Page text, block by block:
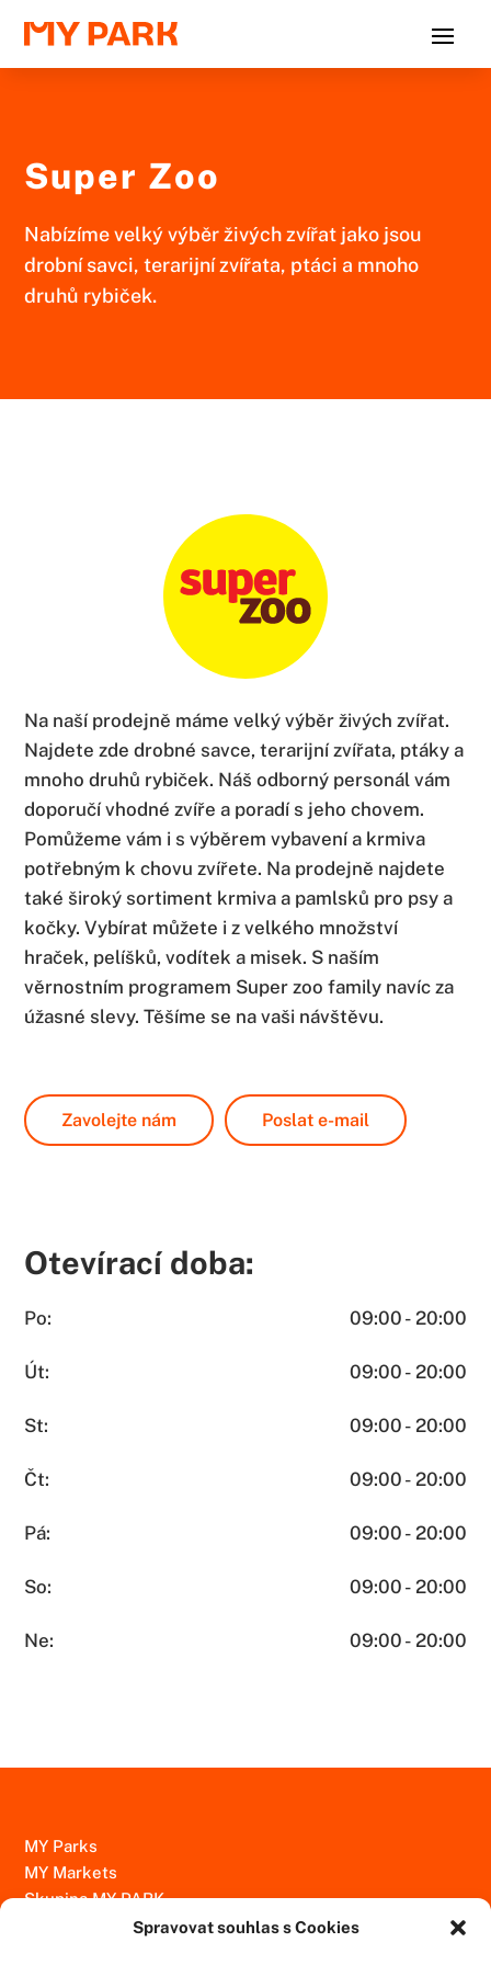
Spravovat souhlas s Cookies
Super Zoo
Nabízíme velký výběr živých zvířat jako jsou
drobní savci, terarijní zvířata, ptáci a mnoho
druhů rybiček.
Na naší prodejně máme velký výběr živých zvířat.
Najdete zde drobné savce, terarijní zvířata, ptáky a
mnoho druhů rybiček. Náš odborný personál vám
doporučí vhodné zvíře a poradí s jeho chovem.
Pomůžeme vám i s výběrem vybavení a krmiva
potřebným k chovu zvířete. Na prodejně najdete
také široký sortiment krmiva a pamlsků pro psy a
kočky. Vybírat můžete i z velkého množství
hraček, pelíšků, vodítek a misek. S naším
věrnostním programem Super zoo family navíc za
úžasné slevy. Těšíme se na vaši návštěvu.
Zavolejte nám Poslat e-mail
Otevírací doba:
Po: 09:00 - 20:00
Út: 09:00 - 20:00
St: 09:00 - 20:00
Čt: 09:00 - 20:00
Pá: 09:00 - 20:00
So: 09:00 - 20:00
Ne: 09:00 - 20:00
MY Parks
MY Markets
Skupina MY PARK